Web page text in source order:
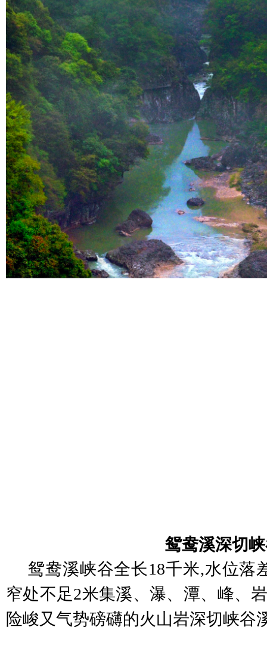
鸳鸯溪深切
鸳鸯溪峡谷全长18千米,水位落
窄处不足2米集溪、瀑、潭、峰、
险峻又气势磅礴的火山岩深切峡谷